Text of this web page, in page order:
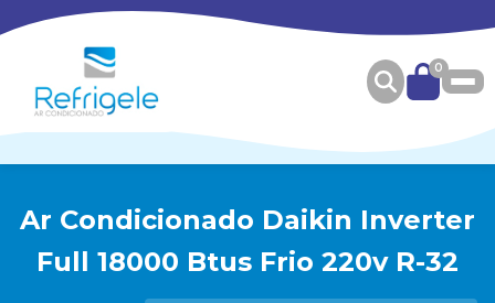
0
Ar Condicionado Daikin Inverter
Full 18000 Btus Frio 220v R-32